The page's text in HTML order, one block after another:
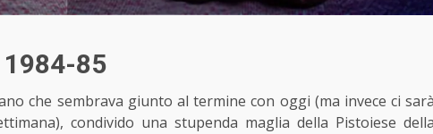
85
che sembrava giunto al termine con oggi (ma invece ci
condivido una stupenda maglia della Pistoiese